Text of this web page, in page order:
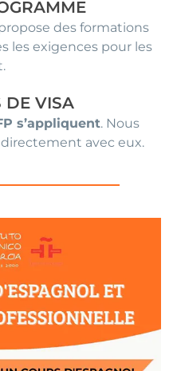
des formations
les exigences pour les
DE VISA
s’appliquent. Nous
avec eux.